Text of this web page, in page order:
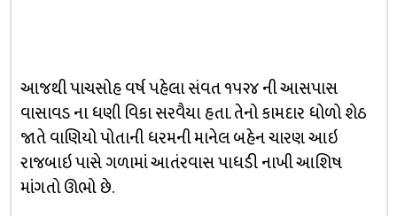
આજથી પાચસોહ વર્ષ પહેલા સંવત ૧૫૨૪ ની આસપાસ
વાસાવડ ના ધણી વિકા સરવૈયા હતા. તેનો કામદાર ધોળો શેઠ
જાતે વાણિયો પોતાની ધરમની માનેલ બહેન ચારણ આઇ
રાજબાઇ પાસે ગળામાં આતંરવાસ પાધડી નાખી આશિષ
માંગતો ઊભો છે.